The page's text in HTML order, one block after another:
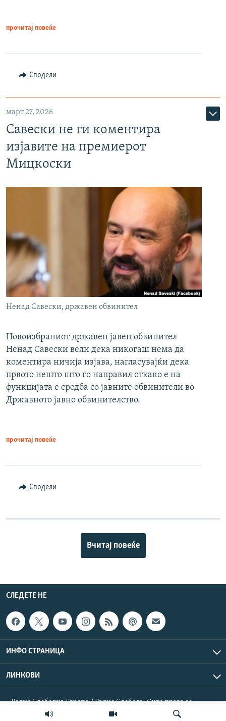
прочитај повеќе
Сподели
март 27, 2026
Савески не ги коментира
изјавите на премиерот
Мицкоски
Ненад Савески, државен обвинител
Новоизбраниот државен јавен обвинител
Ненад Савески вели дека никогаш нема да
коментира ничија изјава, нагласувајќи дека
првото нешто што го направил откако е на
функцијата е средба со јавните обвинители во
Државното јавно обвинителство.
прочитај повеќе
Сподели
Вчитај повеќе
СЛЕДЕТЕ НЕ
ИНФО СТРАНИЦА
ЛИНКОВИ
Радио Слободна Европа / Радио Слобода. Сите права се
резервирани